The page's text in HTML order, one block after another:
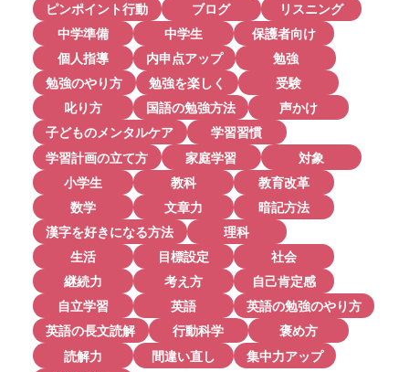
ピンポイント行動
ブログ
リスニング
中学準備
中学生
保護者向け
個人指導
内申点アップ
勉強
勉強のやり方
勉強を楽しく
受験
叱り方
国語の勉強方法
声かけ
子どものメンタルケア
学習習慣
学習計画の立て方
家庭学習
対象
小学生
教科
教育改革
数学
文章力
暗記方法
漢字を好きになる方法
理科
生活
目標設定
社会
継続力
考え方
自己肯定感
自立学習
英語
英語の勉強のやり方
英語の長文読解
行動科学
褒め方
読解力
間違い直し
集中力アップ